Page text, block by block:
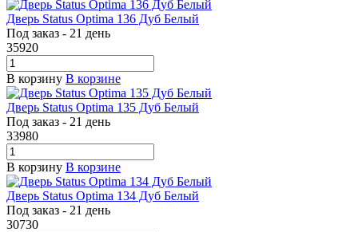
Дверь Status Optima 136 Дуб Белый
Под заказ - 21 день
35920
В корзину В корзине
Дверь Status Optima 135 Дуб Белый
Под заказ - 21 день
33980
В корзину В корзине
Дверь Status Optima 134 Дуб Белый
Под заказ - 21 день
30730